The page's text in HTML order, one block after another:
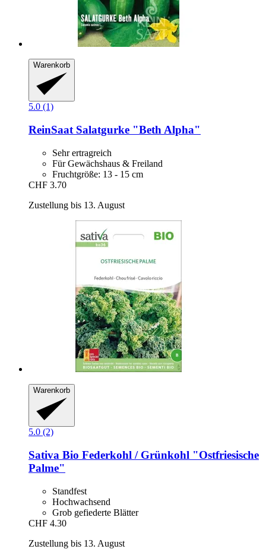
Warenkorb
5.0 (1)
ReinSaat Salatgurke "Beth Alpha"
Sehr ertragreich
Für Gewächshaus & Freiland
Fruchtgröße: 13 - 15 cm
CHF 3.70
Zustellung bis 13. August
Warenkorb
5.0 (2)
Sativa Bio Federkohl / Grünkohl "Ostfriesische
Palme"
Standfest
Hochwachsend
Grob gefiederte Blätter
CHF 4.30
Zustellung bis 13. August